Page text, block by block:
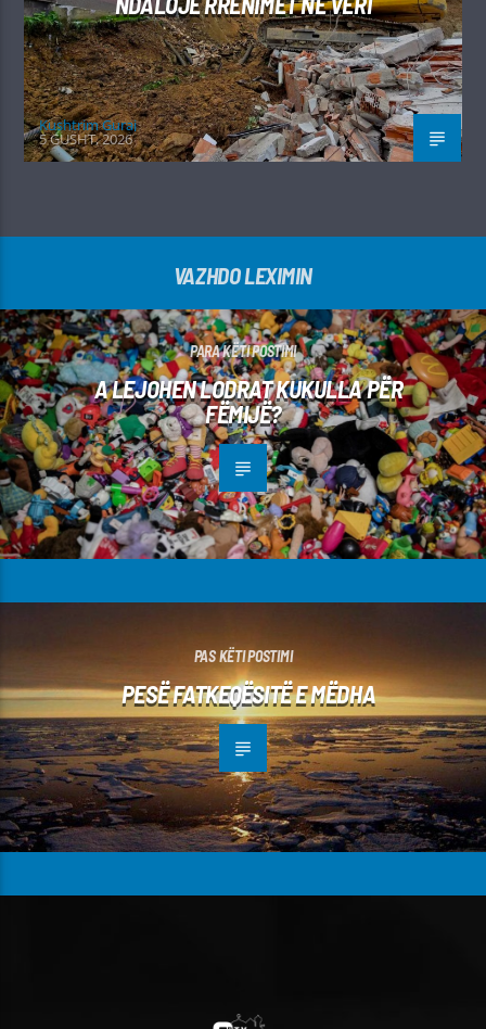
Kushtrim Guraj
5 GUSHT, 2026
VAZHDO LEXIMIN
PARA KËTI POSTIMI
A LEJOHEN LODRAT KUKULLA PËR
FËMIJË?
PAS KËTI POSTIMI
PESË FATKEQËSITË E MËDHA